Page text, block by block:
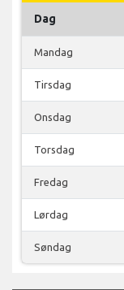
Dag
Mandag
Tirsdag
Onsdag
Torsdag
Fredag
Lørdag
Søndag